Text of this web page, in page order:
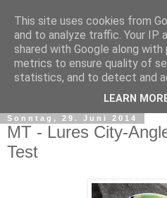
Sonntag, 29. Juni 2014
MT - Lures City-
Test
This site uses cookies from
and to analyze traffic. Your IP
shared with Google along
metrics to ensure quality of
statistics, and to detect and
LEARN